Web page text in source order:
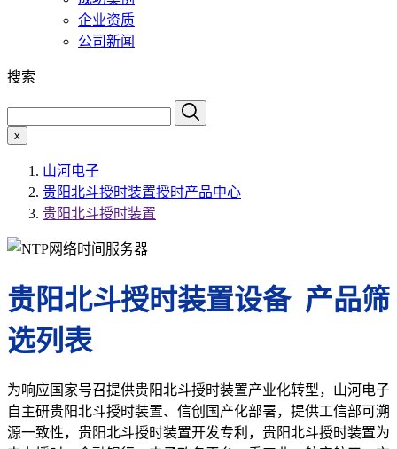
企业资质
公司新闻
搜索
x
山河电子
贵阳北斗授时装置授时产品中心
贵阳北斗授时装置
贵阳北斗授时装置设备 产品筛
选列表
为响应国家号召提供贵阳北斗授时装置产业化转型，山河电子
自主研贵阳北斗授时装置、信创国产化部署，提供工信部可溯
源一致性，贵阳北斗授时装置开发专利，贵阳北斗授时装置为